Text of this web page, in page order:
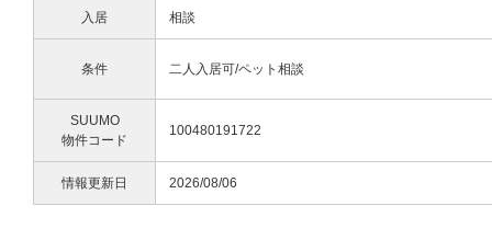
入居 相談
条件 二人入居可/ペット相談
SUUMO
物件コード
100480191722
情報更新日 2026/08/06